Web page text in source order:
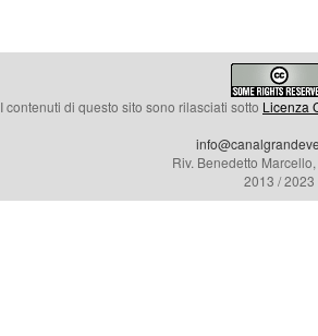
I contenuti di questo sito sono rilasciati sotto Licenza
Riv. Benedetto
2013 / 2023